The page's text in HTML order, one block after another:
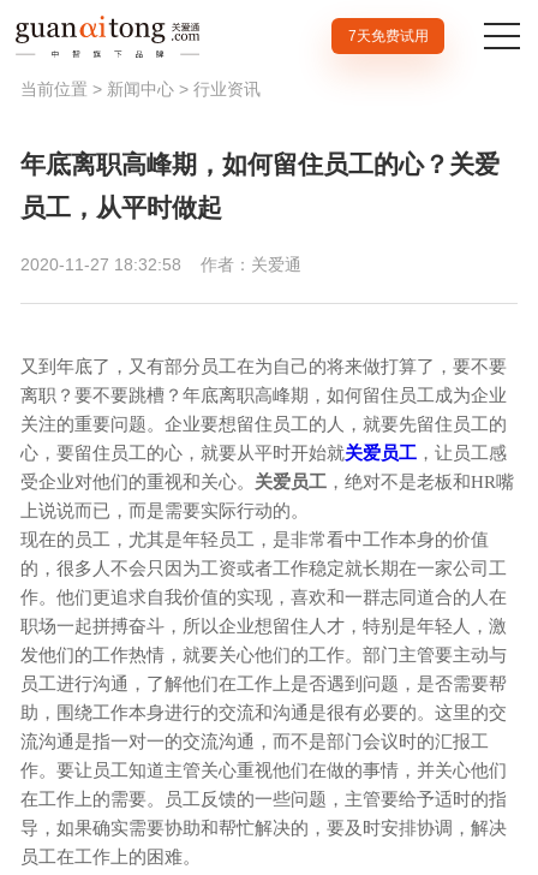
7天免费试用
当前位置 > 新闻中心 > 行业资讯
年底离职高峰期，如何留住员工的心？关爱
员工，从平时做起
2020-11-27 18:32:58 作者：关爱通
又到年底了，又有部分员工在为自己的将来做打算了，要不要
离职？要不要跳槽？年底离职高峰期，如何留住员工成为企业
关注的重要问题。企业要想留住员工的人，就要先留住员工的
心，要留住员工的心，就要从平时开始就关爱员工 ，让员工感
受企业对他们的重视和关心。 关爱员工 ，绝对不是老板和HR嘴
上说说而已，而是需要实际行动的。
现在的员工，尤其是年轻员工，是非常看中工作本身的价值
的，很多人不会只因为工资或者工作稳定就长期在一家公司工
作。他们更追求自我价值的实现，喜欢和一群志同道合的人在
职场一起拼搏奋斗，所以企业想留住人才，特别是年轻人，激
发他们的工作热情，就要关心他们的工作。部门主管要主动与
员工进行沟通，了解他们在工作上是否遇到问题，是否需要帮
助，围绕工作本身进行的交流和沟通是很有必要的。这里的交
流沟通是指一对一的交流沟通，而不是部门会议时的汇报工
作。要让员工知道主管关心重视他们在做的事情，并关心他们
在工作上的需要。员工反馈的一些问题，主管要给予适时的指
导，如果确实需要协助和帮忙解决的，要及时安排协调，解决
员工在工作上的困难。